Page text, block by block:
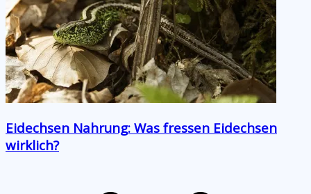
Eidechsen Nahrung: Was fressen Eidechsen
wirklich?